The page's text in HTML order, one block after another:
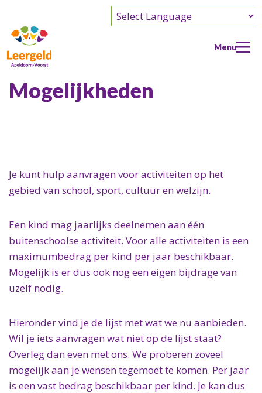
Powered by
Wie kan er aanvragen?
Wie kan er aanvragen?
Actie
Leergeld Sportactie
Over ons
Over ons
De Leergeldformule
Gedragscode
Aanstellingsbeleid
Doe mee
Doe mee
Word vrijwilliger
Contact
Actueel
Menu
Mogelijkheden
Je kunt hulp aanvragen voor activiteiten op het
gebied van school, sport, cultuur en welzijn.
Een kind mag jaarlijks deelnemen aan één
buitenschoolse activiteit. Voor alle activiteiten is een
maximumbedrag per kind per jaar beschikbaar.
Mogelijk is er dus ook nog een eigen bijdrage van
uzelf nodig.
Hieronder vind je de lijst met wat we nu aanbieden.
Wil je iets aanvragen wat niet op de lijst staat?
Overleg dan even met ons. We proberen zoveel
mogelijk aan je wensen tegemoet te komen. Per jaar
is een vast bedrag beschikbaar per kind. Je kan dus